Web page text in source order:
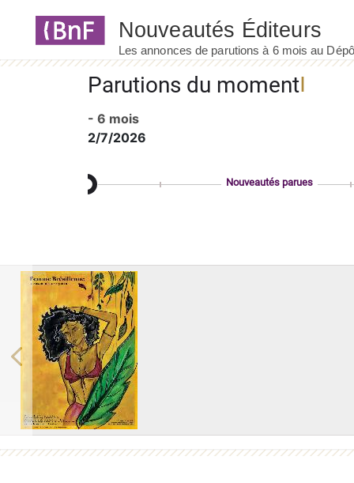
Parutions du moment
- 6 mois
2/7/2026
Nouveautés parues
Previous